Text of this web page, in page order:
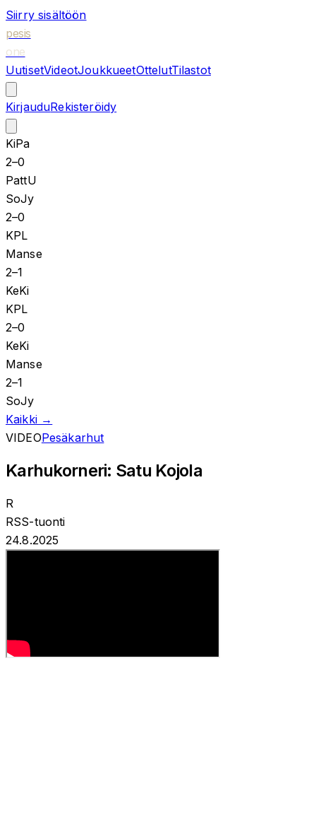
Siirry sisältöön
pesis
one
UutisetVideotJoukkueetOttelutTilastot
KirjauduRekisteröidy
KiPa
2–0
PattU
SoJy
2–0
KPL
Manse
2–1
KeKi
KPL
2–0
KeKi
Manse
2–1
SoJy
Kaikki →
VIDEOPesäkarhut
Karhukorneri: Satu Kojola
R
RSS-tuonti
24.8.2025